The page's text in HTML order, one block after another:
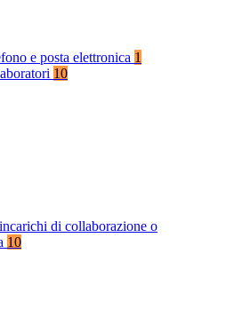
e posta elettronica 1
10
di collaborazione o
10